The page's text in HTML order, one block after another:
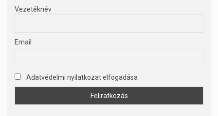
Vezetéknév
Email
Adatvédelmi nyilatkozat elfogadása